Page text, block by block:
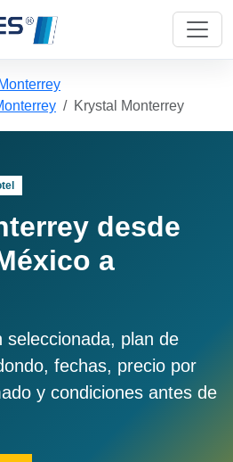
Monterrey
Krystal Monterrey
desde
a
seleccionada, plan de
fechas, precio por
y condiciones antes de